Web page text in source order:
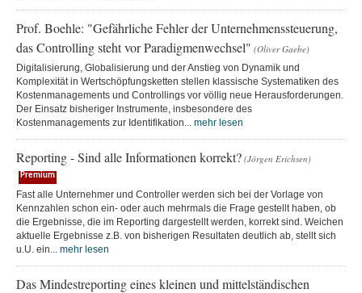
Prof. Boehle: "Gefährliche Fehler der Unternehmenssteuerung,
das Controlling steht vor Paradigmenwechsel" (Oliver Gaebe)
Digitalisierung, Globalisierung und der Anstieg von Dynamik und
Komplexität in Wertschöpfungsketten stellen klassische Systematiken des
Kostenmanagements und Controllings vor völlig neue Herausforderungen.
Der Einsatz bisheriger Instrumente, insbesondere des
Kostenmanagements zur Identifikation... mehr lesen
Reporting - Sind alle Informationen korrekt? (Jörgen Erichsen)
Premium
Fast alle Unternehmer und Controller werden sich bei der Vorlage von
Kennzahlen schon ein- oder auch mehrmals die Frage gestellt haben, ob
die Ergebnisse, die im Reporting dargestellt werden, korrekt sind. Weichen
aktuelle Ergebnisse z.B. von bisherigen Resultaten deutlich ab, stellt sich
u.U. ein... mehr lesen
Das Mindestreporting eines kleinen und mittelständischen